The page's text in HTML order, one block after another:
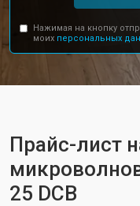
Нажимая на кнопку
моих персональных
Прайс-лист
25 DCB